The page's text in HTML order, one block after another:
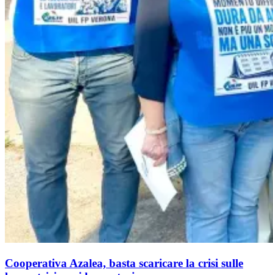
Cooperativa Azalea, basta scaricare la crisi sulle